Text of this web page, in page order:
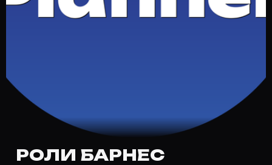
Где снимался Роли Барнес?
Роли Барнес — актёр. Биография и роли на
Где открыть фильмографию Роли Барнес?
На Movie Planner: https://movie-planner.ru/s/
РОЛИ БАРНЕС